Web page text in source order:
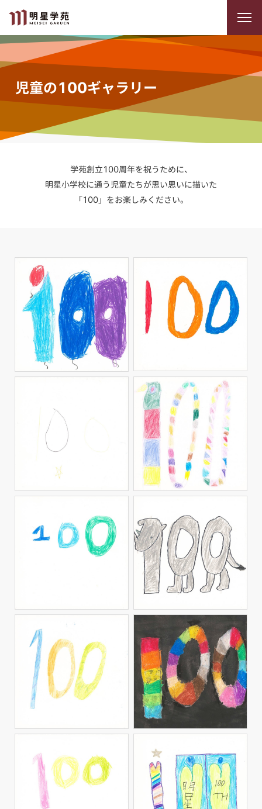
児童の100ギャラリー
学苑創立100周年を祝うために、
明星小学校に通う児童たちが思い思いに描いた
「100」をお楽しみください。